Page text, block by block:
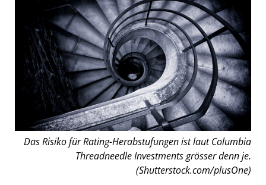
Das Risiko für Rating-Herabstufungen ist laut Columbia
Threadneedle Investments grösser denn je.
(Shutterstock.com/plusOne)